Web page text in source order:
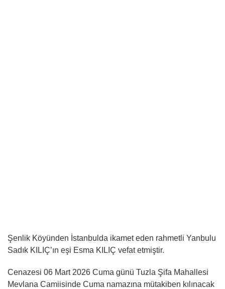
Şenlik Köyünden İstanbulda ikamet eden rahmetli Yanbulu
Sadık KILIÇ’ın eşi Esma KILIÇ vefat etmiştir.
Cenazesi 06 Mart 2026 Cuma günü Tuzla Şifa Mahallesi
Mevlana Camiisinde Cuma namazına mütakiben kılınacak